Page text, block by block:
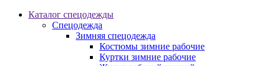
Каталог спецодежды
Спецодежда
Зимняя спецодежда
Костюмы зимние рабочие
Куртки зимние рабочие